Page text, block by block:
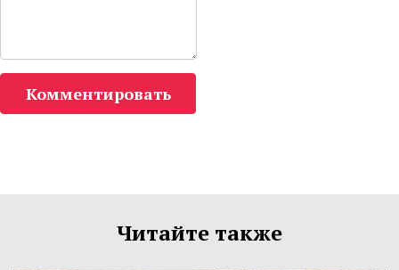
Комментировать
Читайте также